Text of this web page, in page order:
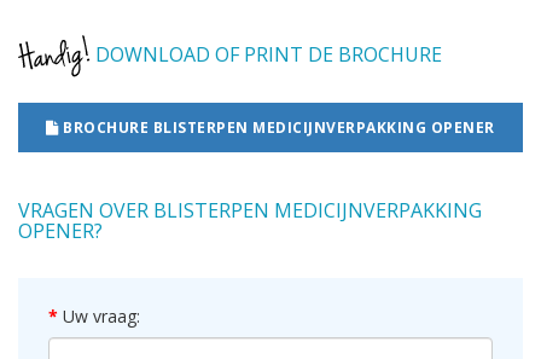
DOWNLOAD OF PRINT DE BROCHURE
BROCHURE BLISTERPEN MEDICIJNVERPAKKING OPENER
VRAGEN OVER BLISTERPEN MEDICIJNVERPAKKING
OPENER?
Uw vraag: